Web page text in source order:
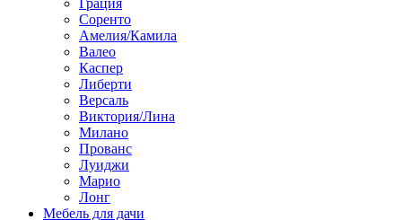
Грация
Соренто
Амелия/Камила
Валео
Каспер
Либерти
Версаль
Виктория/Лина
Милано
Прованс
Луиджи
Марио
Лонг
Мебель для дачи